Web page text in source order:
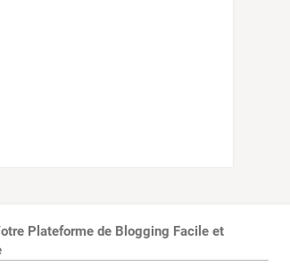
Plateforme de Blogging Facile et